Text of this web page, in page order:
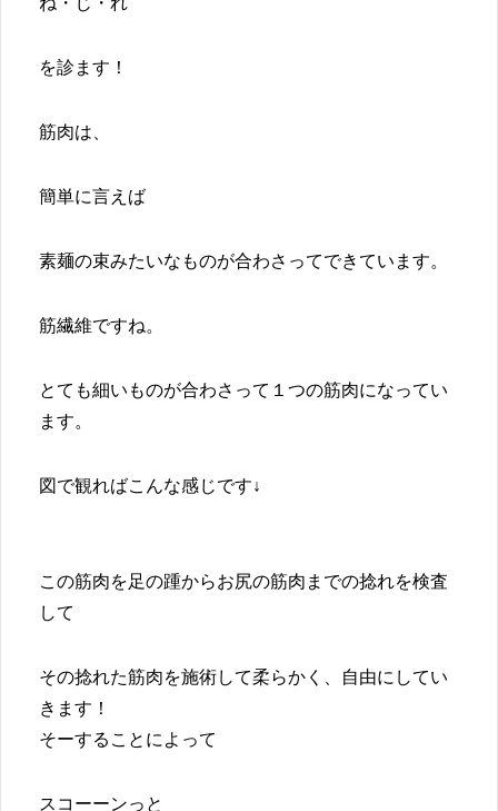
を診ます！
筋肉は、
簡単に言えば
素麺の束みたいなものが合わさってできています。
筋繊維ですね。
とても細いものが合わさって１つの筋肉になってい
ます。
図で観ればこんな感じです↓
この筋肉を足の踵からお尻の筋肉までの捻れを検査
して
その捻れた筋肉を施術して柔らかく、自由にしてい
きます！
そーすることによって
スコーーンっと